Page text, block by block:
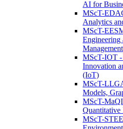
AI for
MScT-
Analytics
MScT-
Engineering
Management
MScT-IOT -
Innovation
(IoT)
MScT-
Models,
MScT-
MScT-